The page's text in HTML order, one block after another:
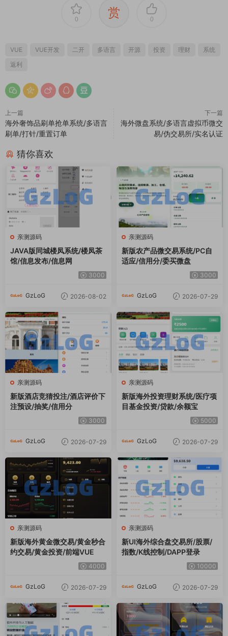
0 赏 0
VUE VUE开发 二开 多语言 开源 投资 理财
系统
返利
上一篇
海外奢饰品刷单抢单系统/多语言
刷单/打针/重置订单
下一篇
海外微盘系统/多语言虚拟币微交
易/伪交易所/实名认证
猜你喜欢
亲测源码
JAVA版同城楼凤系统/楼凤茶
馆/信息发布/信息网
3000
GzLoG 2026-08-02
亲测源码
新版农产品微交易系统/PC自
适应/信用分/委买微盘
3000
GzLoG 2026-07-29
亲测源码
新版酒店竞猜投注/酒店评价下
注预设/抽奖/信用分
3000
GzLoG 2026-07-29
亲测源码
新版海外投资理财系统/医疗项
目基金投资/贷款/余额宝
5000
GzLoG 2026-07-29
亲测源码
新版海外黄金微交易/黄金秒合
约交易/黄金投资/前端VUE
4000
GzLoG 2026-07-29
亲测源码
新UI海外综合盘交易所/股票/
指数/K线控制/DAPP登录
10000
GzLoG 2026-07-29